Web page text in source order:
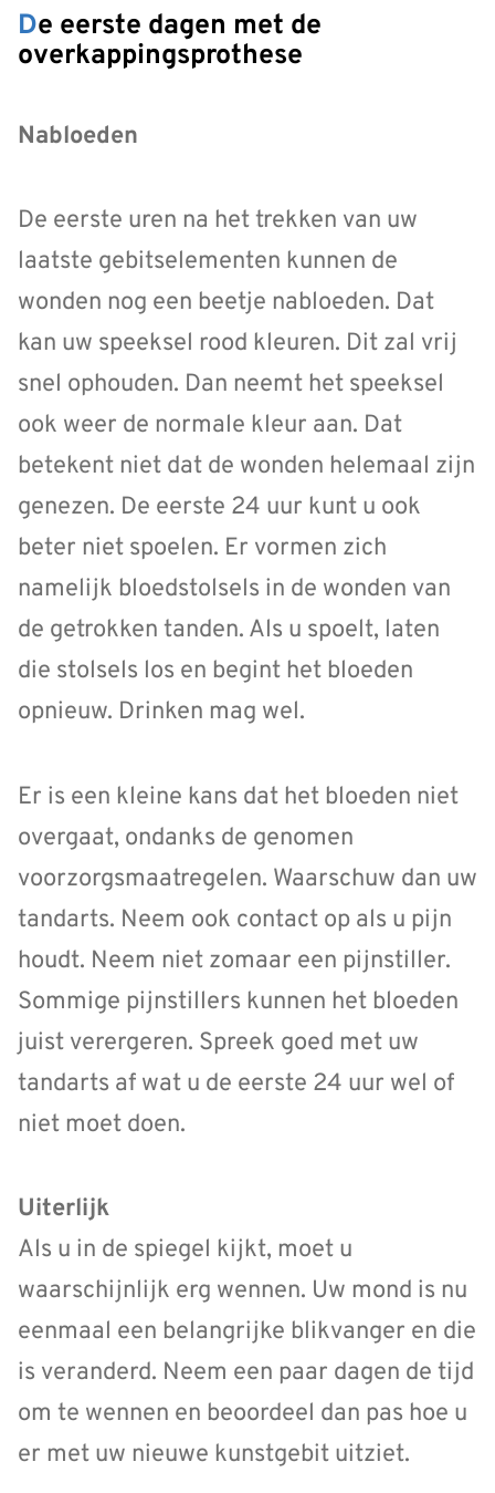
De eerste dagen met de
overkappingsprothese
Nabloeden
De eerste uren na het trekken van uw
laatste gebitselementen kunnen de
wonden nog een beetje nabloeden. Dat
kan uw speeksel rood kleuren. Dit zal vrij
snel ophouden. Dan neemt het speeksel
ook weer de normale kleur aan. Dat
betekent niet dat de wonden helemaal zijn
genezen. De eerste 24 uur kunt u ook
beter niet spoelen. Er vormen zich
namelijk bloedstolsels in de wonden van
de getrokken tanden. Als u spoelt, laten
die stolsels los en begint het bloeden
opnieuw. Drinken mag wel.
Er is een kleine kans dat het bloeden niet
overgaat, ondanks de genomen
voorzorgsmaatregelen. Waarschuw dan uw
tandarts. Neem ook contact op als u pijn
houdt. Neem niet zomaar een pijnstiller.
Sommige pijnstillers kunnen het bloeden
juist verergeren. Spreek goed met uw
tandarts af wat u de eerste 24 uur wel of
niet moet doen.
Uiterlijk
Als u in de spiegel kijkt, moet u
waarschijnlijk erg wennen. Uw mond is nu
eenmaal een belangrijke blikvanger en die
is veranderd. Neem een paar dagen de tijd
om te wennen en beoordeel dan pas hoe u
er met uw nieuwe kunstgebit uitziet.